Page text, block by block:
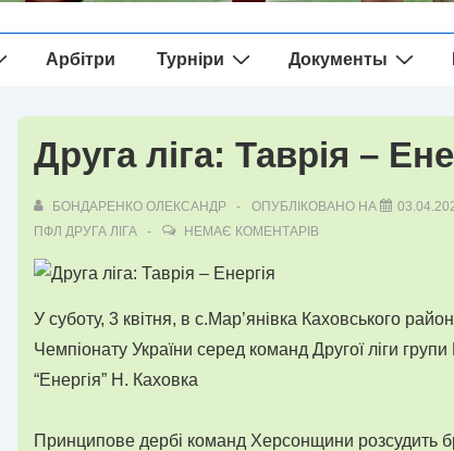
Арбітри Турніри Документы
Друга ліга: Таврія –
БОНДАРЕНКО ОЛЕКСАНДР ОПУБЛІКОВАНО НА
ПФЛ ДРУГА ЛІГА
НЕМАЄ КОМЕНТАРІВ
У суботу, 3 квітня, в с.Мар’янівка Каховського
Чемпіонату України серед команд Другої ліги
“Енергія” Н. Каховка
Принципове дербі команд Херсонщини розсудить